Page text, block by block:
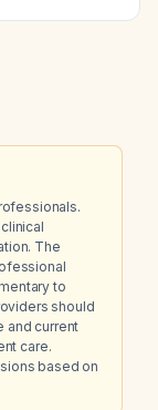
and
The
to
should
and current
care.
based on